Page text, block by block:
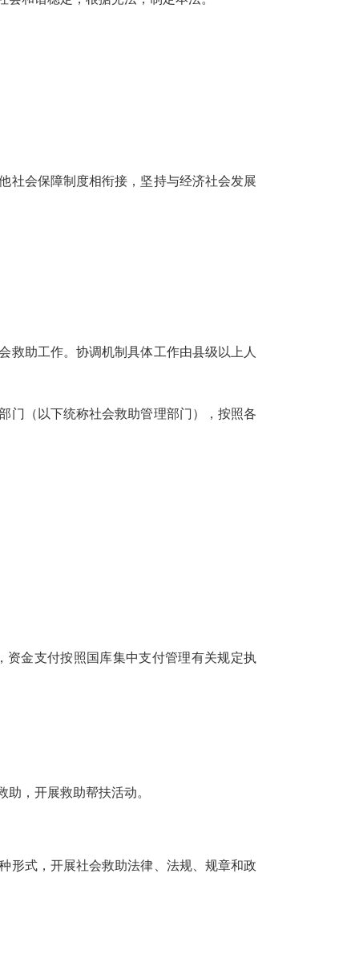
社会保障制度相衔接，坚持与经济社会发展
救助工作。协调机制具体工作由县级以上人
门（以下统称社会救助管理部门），按照各
金支付按照国库集中支付管理有关规定执
，开展救助帮扶活动。
形式，开展社会救助法律、法规、规章和政